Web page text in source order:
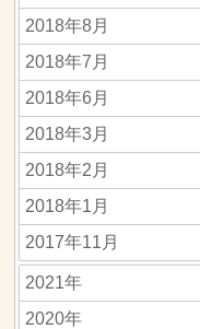
2018年8月
2018年7月
2018年6月
2018年3月
2018年2月
2018年1月
2017年11月
2021年
2020年